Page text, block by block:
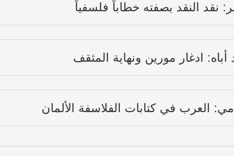
نقد النقد بصفته خطاباً فلسفياً
أباه: ادغار مورين ونهاية المثقف
العرب في كتابات الفلاسفة الألمان